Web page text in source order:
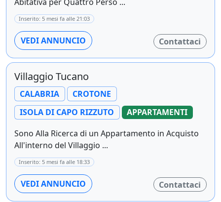
Abitativa per Quattro Perso ...
Inserito: 5 mesi fa alle 21:03
VEDI ANNUNCIO Contattaci
Villaggio Tucano
CALABRIA
CROTONE
ISOLA DI CAPO RIZZUTO
APPARTAMENTI
Sono Alla Ricerca di un Appartamento in Acquisto
All'interno del Villaggio ...
Inserito: 5 mesi fa alle 18:33
VEDI ANNUNCIO Contattaci